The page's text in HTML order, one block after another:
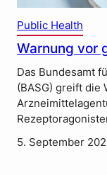
Public Health
Warnung vor
Das Bundesamt
(BASG) greift die
5. September